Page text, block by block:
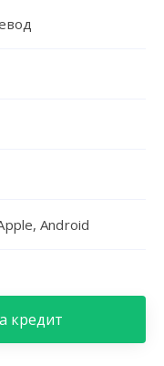
Android
кредит